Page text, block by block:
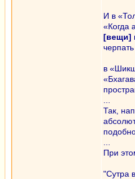
И в
«Когда
[вещи]
в
Так,
При
"Сутра